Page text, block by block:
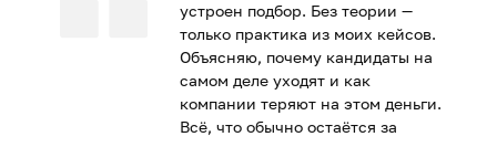
устроен подбор. Без теории —
только практика из моих кейсов.
Объясняю, почему кандидаты на
самом деле уходят и как
компании теряют на этом деньги.
Всё, что обычно остаётся за